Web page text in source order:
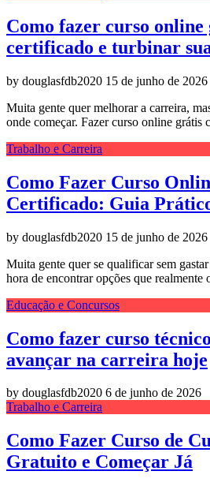
Como fazer curso online
certificado e turbinar
by douglasfdb2020 15 de junho de 2026
Muita gente quer melhorar a carreira,
onde começar. Fazer curso online
Trabalho e Carreira
Como Fazer Curso
Certificado: Guia
by douglasfdb2020 15 de junho de 2026
Muita gente quer se qualificar sem
hora de encontrar opções que
Educação e Concursos
Como fazer curso
avançar na carreira hoje
by douglasfdb2020 6 de junho de 2026
Trabalho e Carreira
Como Fazer Curso de
Gratuito e Começar Já